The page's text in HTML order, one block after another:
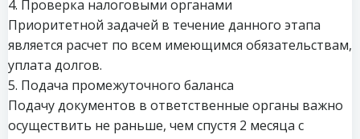
4. Проверка налоговыми органами
Приоритетной задачей в течение данного этапа
является расчет по всем имеющимся обязательствам,
уплата долгов.
5. Подача промежуточного баланса
Подачу документов в ответственные органы важно
осуществить не раньше, чем спустя 2 месяца с